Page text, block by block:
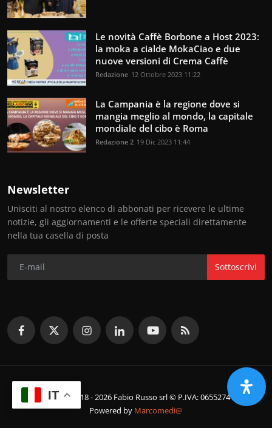
Le novità Caffè Borbone a Host 2023:
la moka a cialde MokaCiao e due
nuove versioni di Crema Caffè
Redazione 12 Ottobre 2023 11:22
La Campania è la regione dove si
mangia meglio al mondo, la capitale
mondiale del cibo è Roma
Redazione 2 19 Dic 2023 11:44
Newsletter
Unisciti al nostro elenco di abbonati per ricevere le ultime
notizie, gli aggiornamenti e le offerte speciali direttamente
nella tua casella di posta
Sottoscrivi
© Copyright 2018 - 2026 Fabio Russo srl © P.IVA: 06552741214
Powered by Marcomedi@
IT